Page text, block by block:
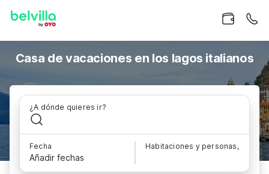
Casa de vacaciones en los lagos italianos
¿A dónde quieres ir?
Fecha
Añadir fechas
Habitaciones y personas,